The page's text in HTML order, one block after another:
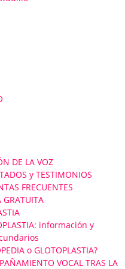
DE LA VOZ
y TESTIMONIOS
FRECUENTES
información y
o GLOTOPLASTIA?
VOCAL TRAS LA